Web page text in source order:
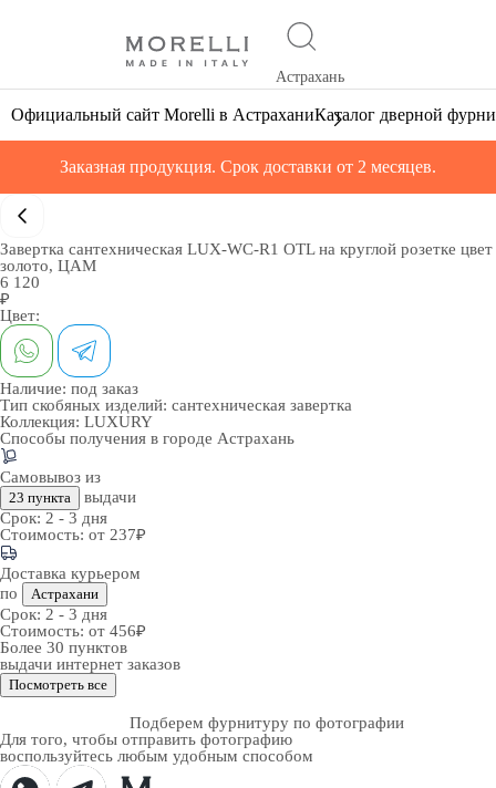
Астрахань
Официальный сайт Morelli в АстраханиКаталог дверной
Заказная продукция. Срок доставки от 2 месяцев.
Завертка сантехническая LUX-WC-R1 OTL на круглой розетке цвет
золото, ЦАМ
6 120
₽
Цвет:
Наличие: под заказ
Тип скобяных изделий: сантехническая завертка
Коллекция: LUXURY
Способы получения в городе Астрахань
Самовывоз из
23 пункта
выдачи
Срок: 2 - 3 дня
Стоимость: от 237₽
Доставка курьером
по
Астрахани
Срок: 2 - 3 дня
Стоимость: от 456₽
Более 30 пунктов
выдачи интернет заказов
Посмотреть все
Подберем фурнитуру по фотографии
Для того, чтобы отправить фотографию
воспользуйтесь любым удобным способом